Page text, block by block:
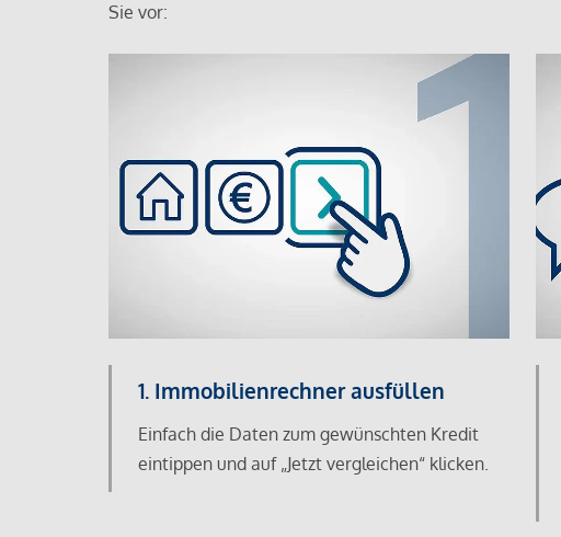
Sie vor:
1. Immobilienrechner ausfüllen
Einfach die Daten zum gewünschten Kredit
eintippen und auf „Jetzt vergleichen“ klicken.